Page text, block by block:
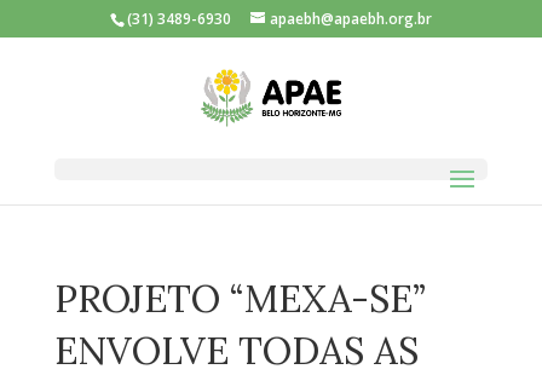
(31) 3489-6930 apaebh@apaebh.org.br
PROJETO “MEXA-SE”
ENVOLVE TODAS AS